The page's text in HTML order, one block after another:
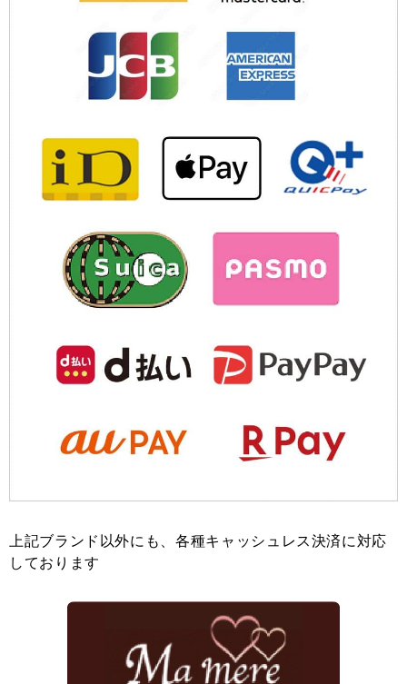
上記ブランド以外にも、各種キャッシュレス決済に対応
しております